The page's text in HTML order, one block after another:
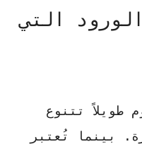
التي
طويلاً تتنوع
بينما تُعتبر